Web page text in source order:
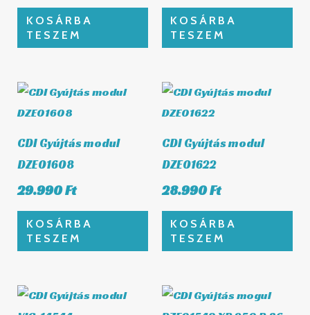
KOSÁRBA
TESZEM
KOSÁRBA
TESZEM
CDI Gyújtás modul
DZE01608
29.990Ft
KOSÁRBA
TESZEM
CDI Gyújtás modul
DZE01622
28.990Ft
KOSÁRBA
TESZEM